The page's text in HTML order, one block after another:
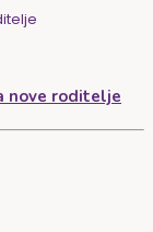
nove roditelje